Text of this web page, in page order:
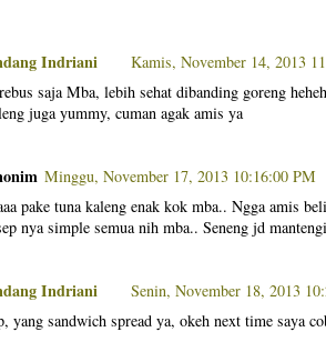
Indriani
Kamis, November 14, 2013
saja Mba, lebih sehat dibanding goreng
juga yummy, cuman agak amis ya
Minggu, November 17, 2013 10:16:00 PM
pake tuna kaleng enak kok mba.. Ngga amis
nya simple semua nih mba.. Seneng jd
Indriani
Senin, November 18, 2013
yang sandwich spread ya, okeh next time saya